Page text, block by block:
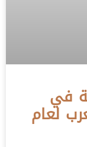
في
لعام